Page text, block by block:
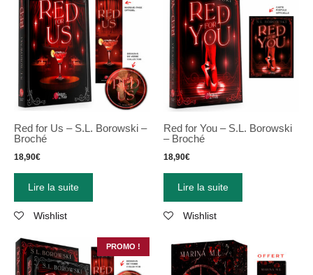
Red for Us – S.L. Borowski –
Broché
18,90€
Lire la suite
Wishlist
Red for You – S.L. Borowski
– Broché
18,90€
Lire la suite
Wishlist
PROMO !